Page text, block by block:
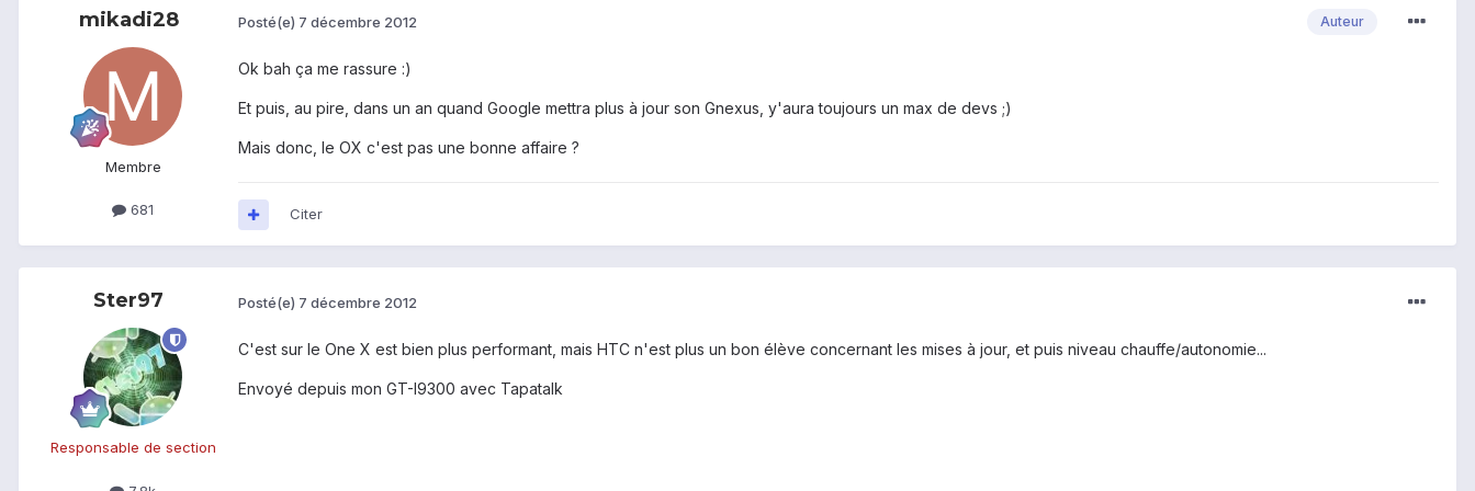
mikadi28
Membre
681
Auteur
Posté(e) 7 décembre 2012
Ok bah ça me rassure :)
Et puis, au pire, dans un an quand Google mettra plus à jour son Gnexus, y'aura toujours un max de devs ;)
Mais donc, le OX c'est pas une bonne affaire ?
Citer
Ster97
Responsable de section
Posté(e) 7 décembre 2012
C'est sur le One X est bien plus performant, mais HTC n'est plus un bon élève concernant les mises à jour, et puis niveau chauffe/autonomie...
Envoyé depuis mon GT-I9300 avec Tapatalk